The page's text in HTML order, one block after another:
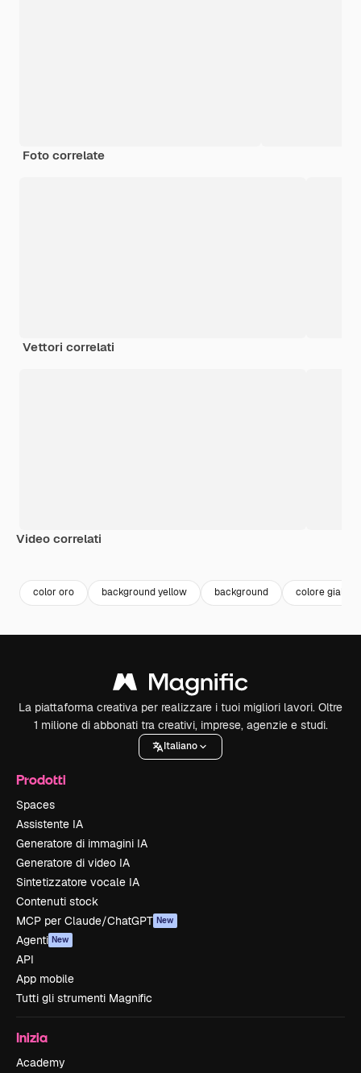
Foto correlate
Vettori correlati
Video correlati
color oro background yellow background colore giallo
La piattaforma creativa per realizzare i tuoi migliori lavori. Oltre
1 milione di abbonati tra creativi, imprese, agenzie e studi.
Italiano
Prodotti
Spaces
Assistente IA
Generatore di immagini IA
Generatore di video IA
Sintetizzatore vocale IA
Contenuti stock
MCP per Claude/ChatGPT New
Agenti New
API
App mobile
Tutti gli strumenti Magnific
Inizia
Academy